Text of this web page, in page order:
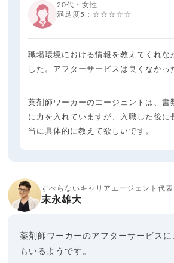
20代・女性
満足度5：☆☆☆☆☆
職場環境における情報を教えてくれな
した。アフターサービスは良くなかっ
薬剤師ワーカーのエージェントは、書
に力を入れていますが、入職した後に
当に具体的に教えて欲しいです。
すべらないキャリアエージェント代表
末永雄大
薬剤師ワーカーのアフターサービスに
もいるようです。